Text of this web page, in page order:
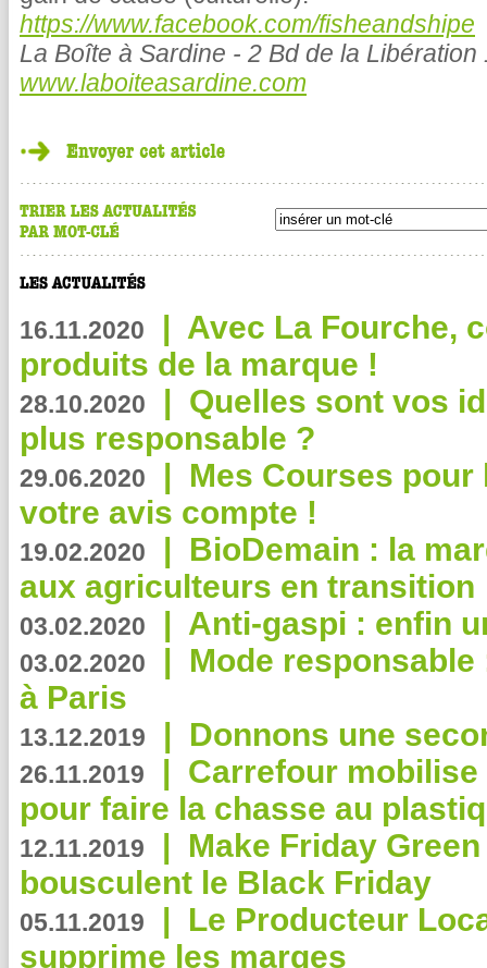
https://www.facebook.com/fisheandshipe
La Boîte à Sardine - 2 Bd de la
www.laboiteasardine.com
16.11.2020 | Avec La Fourche,
produits de la marque !
28.10.2020 | Quelles sont vos
plus responsable ?
29.06.2020 | Mes Courses pour
votre avis compte !
19.02.2020 | BioDemain : la
aux agriculteurs en transition
03.02.2020 | Anti-gaspi : enfin
03.02.2020 | Mode
à Paris
13.12.2019 | Donnons une
26.11.2019 | Carrefour
pour faire la chasse au
12.11.2019 | Make Friday
bousculent le Black Friday
05.11.2019 | Le Producteur
supprime les marges